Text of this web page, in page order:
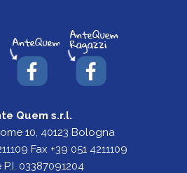
Quem s.r.l.
10, 40123 Bologna
Fax +39 051 4211109
P.I. 03387091204